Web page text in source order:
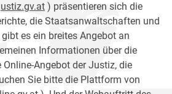
) präsentieren sich die
die Staatsanwaltschaften und
es ein breites Angebot an
Informationen über die
Angebot der Justiz, die
Sie bitte die Plattform von